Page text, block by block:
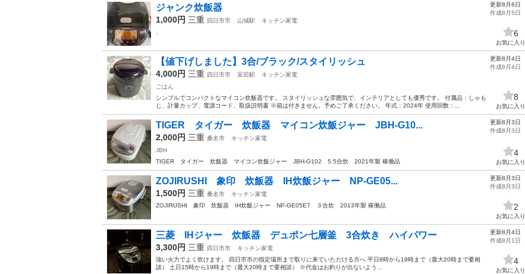
ジャンク炊飯器
1,000円 三重 四日市市 山城駅
キッチン家電
更新8月6日
作成8月5日
6
お気に入り
【値下げしました】3合/ブラック/スタイリッシュ
4,000円 三重 四日市市 富田駅
キッチン家電
ごはん
シンプルでコンパクトなマイコン炊飯器です。 スタイリッシュな雰囲気で、インテリアとしても優秀です。 付属品：しゃも
じ、計量カップ、電源コード、取扱説明書 ※箱は付きません。予めご了承ください。 年式：2024年 使用回数：...
更新8月4日
作成8月4日
8
お気に入り
TIGER タイガー 炊飯器 マイコン炊飯ジャー JBH-G10...
2,000円 三重 桑名市
キッチン家電
JBH
TIGER タイガー 炊飯器 マイコン炊飯ジャー JBH-G102 5.5合炊 2021年製 稼働品
更新8月3日
作成8月3日
4
お気に入り
ZOJIRUSHI 象印 炊飯器 IH炊飯ジャー NP-GE05...
1,500円 三重 桑名市
キッチン家電
ZOJIRUSHI 象印 炊飯器 IH炊飯ジャー NP-GE05E7 ３合炊 2013年製 稼働品
更新8月3日
作成8月3日
2
お気に入り
三菱 IHジャー 炊飯器 デュポン七層釜 3合炊き ハイパワー
3,300円 三重 四日市市
キッチン家電
強い火力でよく炊けます。 四日市市の指定場所まで取りに来ていただける方へ 平日8時から19時まで（最大20時まで要相
談） 土日15時から19時まで（最大20時まで要相談） ※代金はお釣りが出ないよう...
更新8月4日
作成8月1日
4
お気に入り